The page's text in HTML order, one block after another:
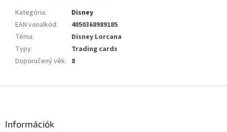
Kategória:
Disney
EAN vonalkód:
4050368989185
Téma:
Disney Lorcana
Typy:
Trading cards
Doporučený věk: 8
Információk